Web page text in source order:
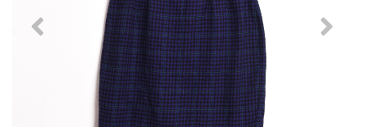
Previous Next